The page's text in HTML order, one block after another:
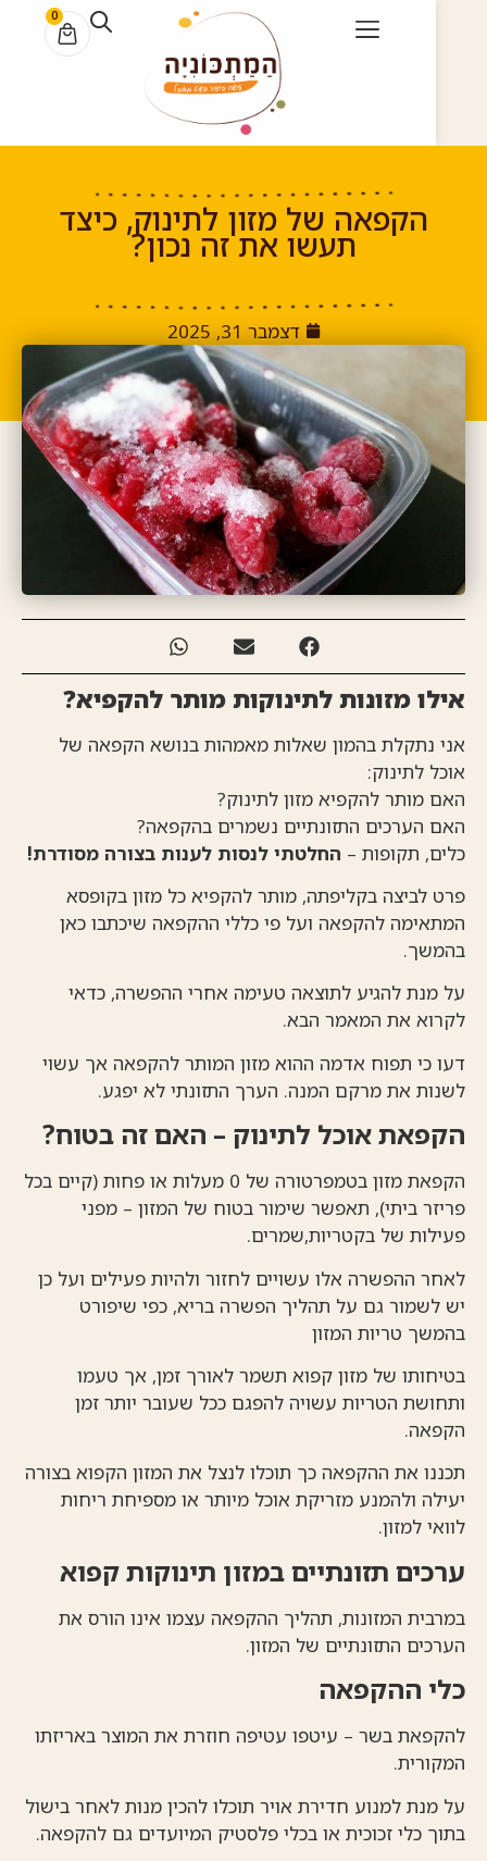
0
הקפאה של מזון לתינוק, כיצד
תעשו את זה נכון?
דצמבר 31, 2025
אילו מזונות לתינוקות מותר להקפיא?
אני נתקלת בהמון שאלות מאמהות בנושא הקפאה של
אוכל לתינוק:
האם מותר להקפיא מזון לתינוק?
האם הערכים התזונתיים נשמרים בהקפאה?
כלים, תקופות – החלטתי לנסות לענות בצורה מסודרת!
פרט לביצה בקליפתה, מותר להקפיא כל מזון בקופסא
המתאימה להקפאה ועל פי כללי ההקפאה שיכתבו כאן
בהמשך.
על מנת להגיע לתוצאה טעימה אחרי ההפשרה, כדאי
לקרוא את המאמר הבא.
דעו כי תפוח אדמה ההוא מזון המותר להקפאה אך עשוי
לשנות את מרקם המנה. הערך התזונתי לא יפגע.
הקפאת אוכל לתינוק – האם זה בטוח?
הקפאת מזון בטמפרטורה של 0 מעלות או פחות (קיים בכל
פריזר ביתי), תאפשר שימור בטוח של המזון – מפני
פעילות של בקטריות,שמרים.
לאחר ההפשרה אלו עשויים לחזור ולהיות פעילים ועל כן
יש לשמור גם על תהליך הפשרה בריא, כפי שיפורט
בהמשך טריות המזון
בטיחותו של מזון קפוא תשמר לאורך זמן, אך טעמו
ותחושת הטריות עשויה להפגם ככל שעובר יותר זמן
הקפאה.
תכננו את ההקפאה כך תוכלו לנצל את המזון הקפוא בצורה
יעילה ולהמנע מזריקת אוכל מיותר או מספיחת ריחות
לוואי למזון.
ערכים תזונתיים במזון תינוקות קפוא
במרבית המזונות, תהליך ההקפאה עצמו אינו הורס את
הערכים התזונתיים של המזון.
כלי ההקפאה
להקפאת בשר – עיטפו עטיפה חוזרת את המוצר באריזתו
המקורית.
על מנת למנוע חדירת אויר תוכלו להכין מנות לאחר בישול
בתוך כלי זכוכית או בכלי פלסטיק המיועדים גם להקפאה.